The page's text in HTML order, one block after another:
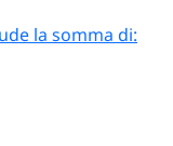
la somma di: